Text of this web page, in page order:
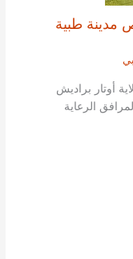
مدينة طبية
أوتار براديش
الرعاية